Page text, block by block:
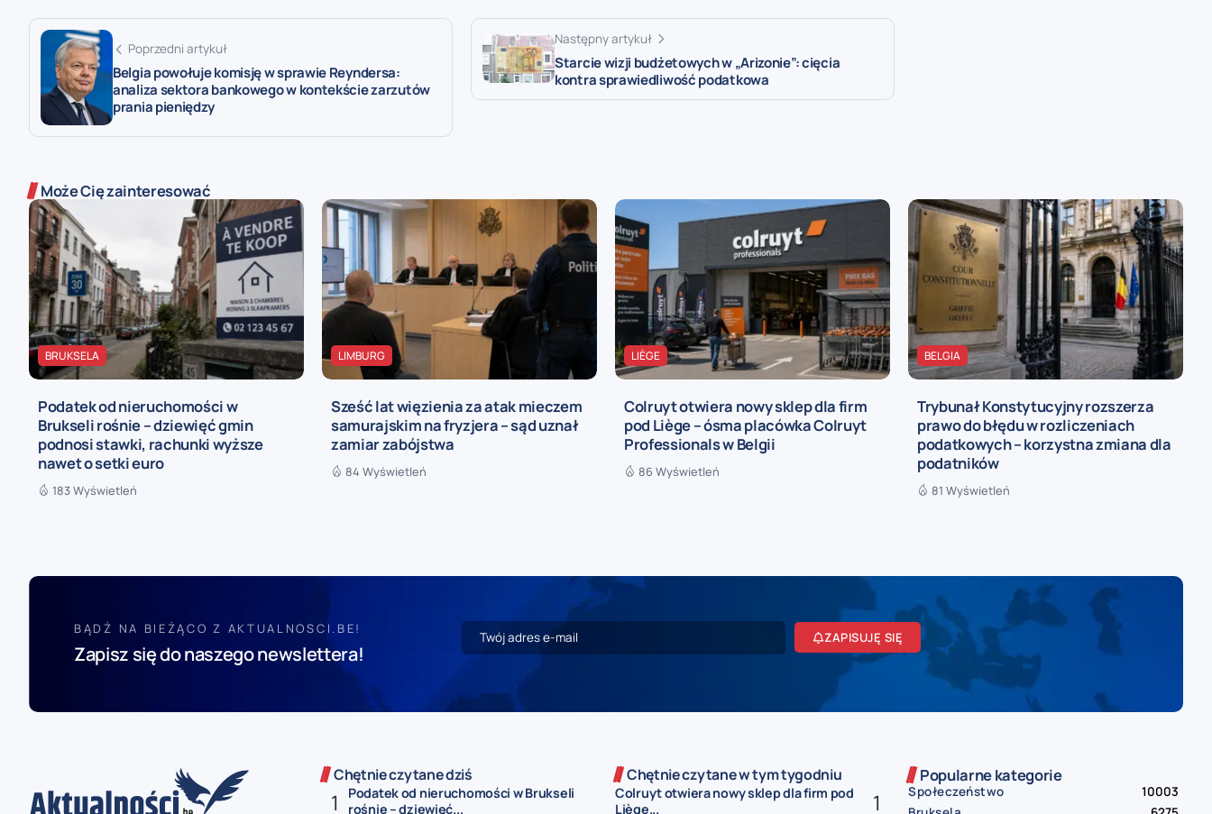
Poprzedni artykuł
Belgia powołuje komisję w sprawie Reyndersa:
analiza sektora bankowego w kontekście zarzutów
prania pieniędzy
Następny artykuł
Starcie wizji budżetowych w „Arizonie”: cięcia
kontra sprawiedliwość podatkowa
Może Cię zainteresować
BRUKSELA
Podatek od nieruchomości w
Brukseli rośnie – dziewięć gmin
podnosi stawki, rachunki wyższe
nawet o setki euro
183 Wyświetleń
LIMBURG
Sześć lat więzienia za atak mieczem
samurajskim na fryzjera – sąd uznał
zamiar zabójstwa
84 Wyświetleń
LIÈGE
Colruyt otwiera nowy sklep dla firm
pod Liège – ósma placówka Colruyt
Professionals w Belgii
86 Wyświetleń
BELGIA
Trybunał Konstytucyjny rozszerza
prawo do błędu w rozliczeniach
podatkowych – korzystna zmiana dla
podatników
81 Wyświetleń
BĄDŹ NA BIEŻĄCO Z AKTUALNOSCI.BE!
Zapisz się do naszego newslettera!
ZAPISUJĘ SIĘ
Chętnie czytane dziś
Podatek od nieruchomości w Brukseli
rośnie – dziewięć...
Chętnie czytane w tym tygodniu
Colruyt otwiera nowy sklep dla firm pod
Liège...
Popularne kategorie
Społeczeństwo
10003